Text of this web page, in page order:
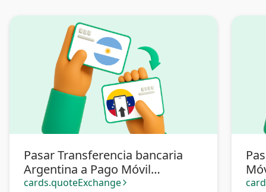
Pasar Transferencia bancaria
Argentina a Pago Móvil
Venezuela
cards.quoteExchange arrow_forward_ios